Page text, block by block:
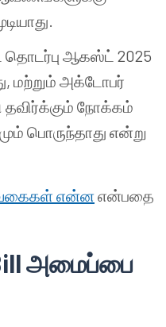
தொடர்பு ஆகஸ்ட் 2025
மற்றும் அக்டோபர்
தவிர்க்கும் நோக்கம்
பொருந்தாது என்று
வகைகள் என்னஎன்பதை
அமைப்பை